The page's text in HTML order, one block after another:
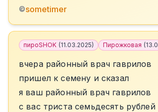
©sometimer
пироSHOK (11.03.2025) Пирожковая (
вчера районный врач гаврилов
пришел к семену и сказал
я ваш районный врач гаврилов
с вас триста семьдесять рублей